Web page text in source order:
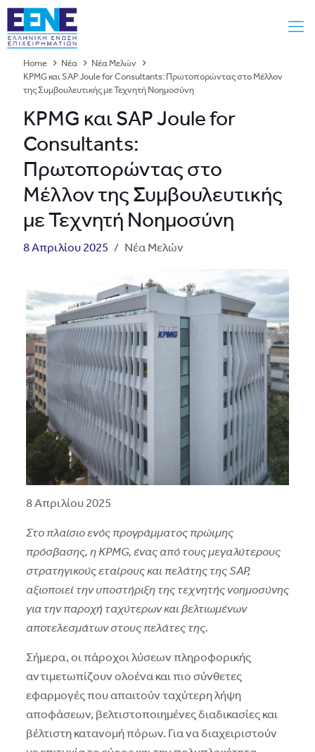
Home Νέα
Νέα Μελών
KPMG και SAP Joule for Consultants: Πρωτοπορώντας στο Μέλλον
της Συμβουλευτικής με Τεχνητή Νοημοσύνη
KPMG και SAP Joule for
Consultants:
Πρωτοπορώντας στο
Μέλλον της Συμβουλευτικής
με Τεχνητή Νοημοσύνη
8 Απριλίου 2025 / Νέα Μελών
8 Απριλίου 2025
Στο πλαίσιο ενός προγράμματος πρώιμης
πρόσβασης, ηKPMG, ένας από τους μεγαλύτερους
στρατηγικούς εταίρους και πελάτης τηςSAP,
αξιοποιεί την υποστήριξη της τεχνητής νοημοσύνης
για την παροχή ταχύτερων και βελτιωμένων
αποτελεσμάτων στους πελάτες της.
Σήμερα, οι πάροχοι λύσεων πληροφορικής
αντιμετωπίζουν ολοένα και πιο σύνθετες
εφαρμογές που απαιτούν ταχύτερη λήψη
αποφάσεων, βελτιστοποιημένες διαδικασίες και
βέλτιστη κατανομή πόρων. Για να διαχειριστούν